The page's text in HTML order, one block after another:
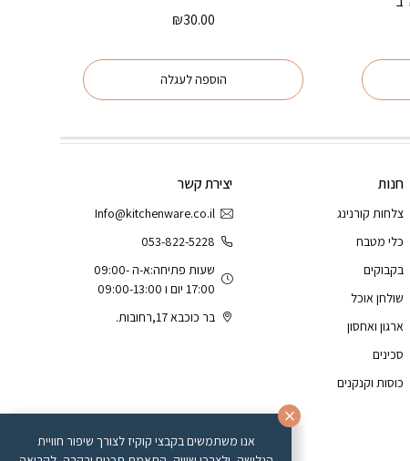
₪30.00
הוספה לעגלה
חנות
צלחות קורנינג
כלי מטבח
בקבוקים
שולחן אוכל
ארגון ואחסון
סכינים
כוסות וקנקנים
יצירת קשר
Info@kitchenware.co.il
053-822-5228
שעות פתיחה:א-ה 09:00-
17:00 יום ו 09:00-13:00
בר כוכבא 17,רחובות.
אנו משתמשים בקבצי קוקיז לצורך שיפור חוויית